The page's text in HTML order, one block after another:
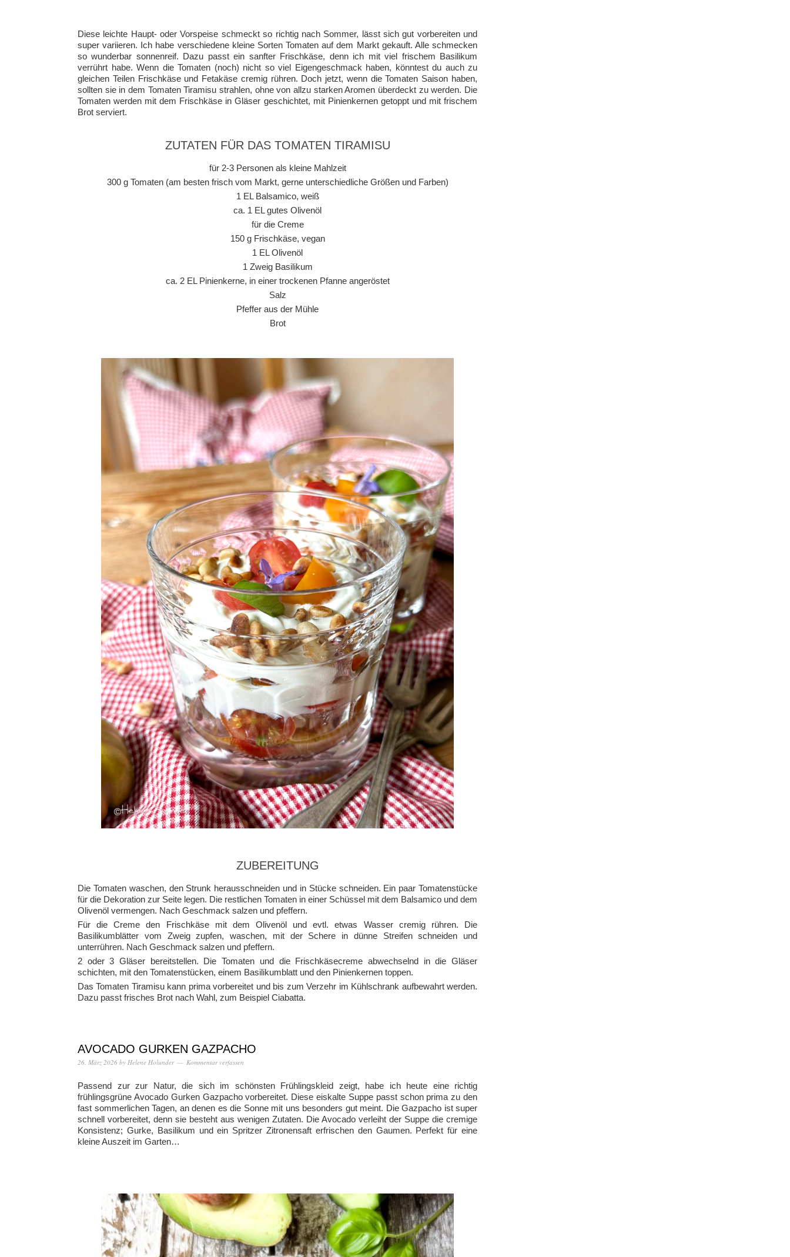
Diese leichte Haupt- oder Vorspeise schmeckt so richtig nach Sommer, lässt sich gut vorbereiten und
super variieren. Ich habe verschiedene kleine Sorten Tomaten auf dem Markt gekauft. Alle schmecken
so wunderbar sonnenreif. Dazu passt ein sanfter Frischkäse, denn ich mit viel frischem Basilikum
verrührt habe. Wenn die Tomaten (noch) nicht so viel Eigengeschmack haben, könntest du auch zu
gleichen Teilen Frischkäse und Fetakäse cremig rühren. Doch jetzt, wenn die Tomaten Saison haben,
sollten sie in dem Tomaten Tiramisu strahlen, ohne von allzu starken Aromen überdeckt zu werden. Die
Tomaten werden mit dem Frischkäse in Gläser geschichtet, mit Pinienkernen getoppt und mit frischem
Brot serviert.
ZUTATEN FÜR DAS TOMATEN TIRAMISU
für 2-3 Personen als kleine Mahlzeit
300 g Tomaten (am besten frisch vom Markt, gerne unterschiedliche Größen und Farben)
1 EL Balsamico, weiß
ca. 1 EL gutes Olivenöl
für die Creme
150 g Frischkäse, vegan
1 EL Olivenöl
1 Zweig Basilikum
ca. 2 EL Pinienkerne, in einer trockenen Pfanne angeröstet
Salz
Pfeffer aus der Mühle
Brot
ZUBEREITUNG
Die Tomaten waschen, den Strunk herausschneiden und in Stücke schneiden. Ein paar Tomatenstücke
für die Dekoration zur Seite legen. Die restlichen Tomaten in einer Schüssel mit dem Balsamico und dem
Olivenöl vermengen. Nach Geschmack salzen und pfeffern.
Für die Creme den Frischkäse mit dem Olivenöl und evtl. etwas Wasser cremig rühren. Die
Basilikumblätter vom Zweig zupfen, waschen, mit der Schere in dünne Streifen schneiden und
unterrühren. Nach Geschmack salzen und pfeffern.
2 oder 3 Gläser bereitstellen. Die Tomaten und die Frischkäsecreme abwechselnd in die Gläser
schichten, mit den Tomatenstücken, einem Basilikumblatt und den Pinienkernen toppen.
Das Tomaten Tiramisu kann prima vorbereitet und bis zum Verzehr im Kühlschrank aufbewahrt werden.
Dazu passt frisches Brot nach Wahl, zum Beispiel Ciabatta.
AVOCADO GURKEN GAZPACHO
26. März 2026 by Helene Holunder Kommentar verfassen
Passend zur zur Natur, die sich im schönsten Frühlingskleid zeigt, habe ich heute eine richtig
frühlingsgrüne Avocado Gurken Gazpacho vorbereitet. Diese eiskalte Suppe passt schon prima zu den
fast sommerlichen Tagen, an denen es die Sonne mit uns besonders gut meint. Die Gazpacho ist super
schnell vorbereitet, denn sie besteht aus wenigen Zutaten. Die Avocado verleiht der Suppe die cremige
Konsistenz; Gurke, Basilikum und ein Spritzer Zitronensaft erfrischen den Gaumen. Perfekt für eine
kleine Auszeit im Garten…